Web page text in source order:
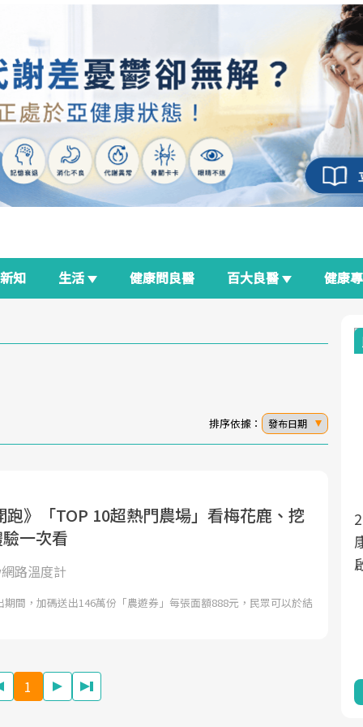
新知 生活 健康問良醫 百大良醫 健康
排序依據： 發布日期
跑》「TOP 10超熱門農場」看梅花鹿、挖
一次看
路溫度計
間，加碼送出146萬份「農遊券」每張面額888元，民眾可以於結
1
面對超高齡社會的浪潮，台灣正在快速邁
向「健康照護」的新時代。隨著國家政策
如「健康台灣推動委員會」與「長照3.0」
心議題。然而，健檢不只是醫療院所的服
良醫生活祭
2025年，就到
康新生活」，
啟動你的健康革